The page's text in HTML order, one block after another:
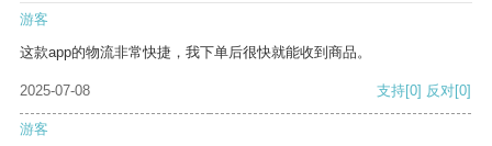
游客
这款app的物流非常快捷，我下单后很快就能收到商品。
2025-07-08 支持[0] 反对[0]
游客